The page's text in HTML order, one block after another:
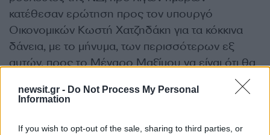
newsit.gr - Do Not Process My Personal
Information
If you wish to opt-out of the sale, sharing to third parties, or
κατέθεσαν ερώτηση προς τον υπουργό
Οικονομικών Κωστή Χατζηδάκη για τα κόκκινα
δάνεια, με το μήνυμα, των περισσότερων εξ
αυτών, προς το Μέγαρο Μαξίμου να είναι ότι θα
συνεχίσουν να παρεμβαίνουν για διορθωτικές
κινήσεις σε καίριας σημασίας προβλήματα για